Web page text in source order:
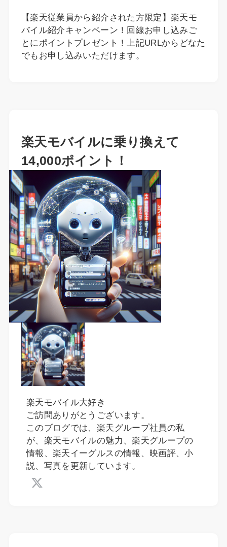
【楽天従業員から紹介された方限定】楽天モ
バイル紹介キャンペーン！回線お申し込みご
とにポイントプレゼント！上記URLからどなた
でもお申し込みいただけます。
楽天モバイルに乗り換えて
14,000ポイント！
楽天モバイル大好き
ご訪問ありがとうございます。
このブログでは、楽天グループ社員の私
が、楽天モバイルの魅力、楽天グループの
情報、楽天イーグルスの情報、映画評、小
説、写真を更新しています。